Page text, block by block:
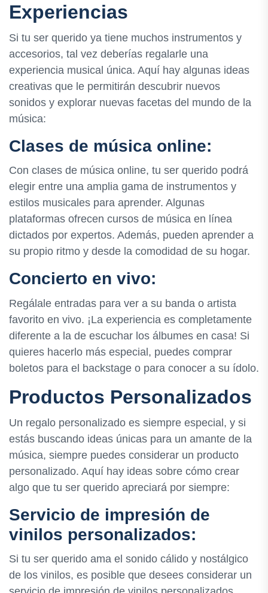
Experiencias
Si tu ser querido ya tiene muchos instrumentos y
accesorios, tal vez deberías regalarle una
experiencia musical única. Aquí hay algunas ideas
creativas que le permitirán descubrir nuevos
sonidos y explorar nuevas facetas del mundo de la
música:
Clases de música online:
Con clases de música online, tu ser querido podrá
elegir entre una amplia gama de instrumentos y
estilos musicales para aprender. Algunas
plataformas ofrecen cursos de música en línea
dictados por expertos. Además, pueden aprender a
su propio ritmo y desde la comodidad de su hogar.
Concierto en vivo:
Regálale entradas para ver a su banda o artista
favorito en vivo. ¡La experiencia es completamente
diferente a la de escuchar los álbumes en casa! Si
quieres hacerlo más especial, puedes comprar
boletos para el backstage o para conocer a su ídolo.
Productos Personalizados
Un regalo personalizado es siempre especial, y si
estás buscando ideas únicas para un amante de la
música, siempre puedes considerar un producto
personalizado. Aquí hay ideas sobre cómo crear
algo que tu ser querido apreciará por siempre:
Servicio de impresión de
vinilos personalizados:
Si tu ser querido ama el sonido cálido y nostálgico
de los vinilos, es posible que desees considerar un